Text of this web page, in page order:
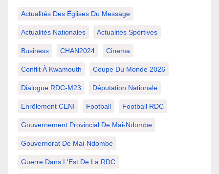
Actualités Des Églises Du Message
Actualités Nationales Actualités Sportives
Business CHAN2024 Cinema
Conflit À Kwamouth Coupe Du Monde 2026
Dialogue RDC-M23 Députation Nationale
Enrôlement CENI Football Football RDC
Gouvernement Provincial De Mai-Ndombe
Gouvernorat De Mai-Ndombe
Guerre Dans L'Est De La RDC